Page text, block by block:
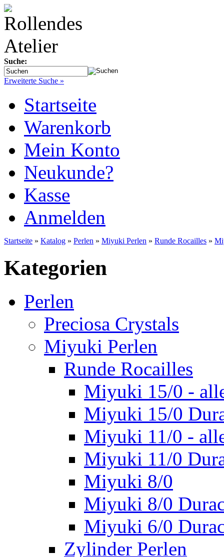
Suche:
Erweiterte Suche »
Startseite
Warenkorb
Mein Konto
Neukunde?
Kasse
Anmelden
Startseite » Katalog » Perlen » Miyuki Perlen » Runde Rocailles »
Kategorien
Perlen
Preciosa Crystals
Miyuki Perlen
Runde Rocailles
Miyuki 15/0 -
Miyuki 15/0
Miyuki 11/0 -
Miyuki 11/0
Miyuki 8/0
Miyuki 8/0
Miyuki 6/0
Zylinder Perlen